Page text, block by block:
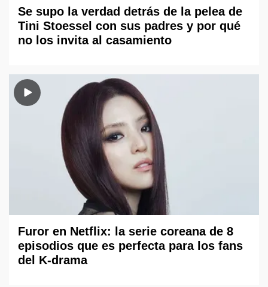
Se supo la verdad detrás de la pelea de
Tini Stoessel con sus padres y por qué
no los invita al casamiento
Furor en Netflix: la serie coreana de 8
episodios que es perfecta para los fans
del K-drama